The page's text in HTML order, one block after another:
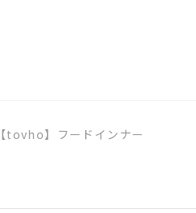
【tovho】フードインナー